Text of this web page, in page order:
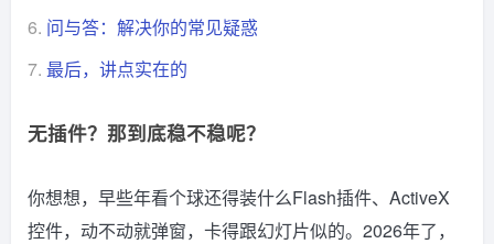
6. 问与答：解决你的常见疑惑
7. 最后，讲点实在的
无插件？那到底稳不稳呢？
你想想，早些年看个球还得装什么Flash插件、ActiveX
控件，动不动就弹窗，卡得跟幻灯片似的。2026年了，